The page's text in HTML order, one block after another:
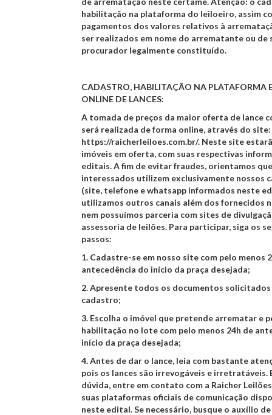
habilitação na plataforma do leiloeiro, assim
pagamentos dos valores relativos à
ser realizados em nome do arrematante ou de
procurador legalmente constituído.
CADASTRO, HABILITAÇÃO NA PLATAFORMA
ONLINE DE LANCES:
A tomada de preços da maior oferta de lance
será realizada de forma online, através do site:
https://raicherleiloes.com.br/. Neste site
imóveis em oferta, com suas respectivas
editais. A fim de evitar fraudes, orientamos
interessados utilizem exclusivamente nossos
(site, telefone e whatsapp informados neste
utilizamos outros canais além dos fornecidos
nem possuímos parceria com sites de
assessoria de leilões. Para participar, siga os
passos:
1. Cadastre-se em nosso site com pelo menos
antecedência do início da praça desejada;
2.Apresente todos os documentos
cadastro;
3. Escolha o imóvel que pretende arrematar e
habilitação no lote com pelo menos 24h de
início da praça desejada;
4.Antes de dar o lance, leia com bastante
pois os lances são irrevogáveis e irretratáveis.
dúvida, entre em contato com a Raicher
suas plataformas oficiais de comunicação
neste edital. Se necessário, busque o auxílio